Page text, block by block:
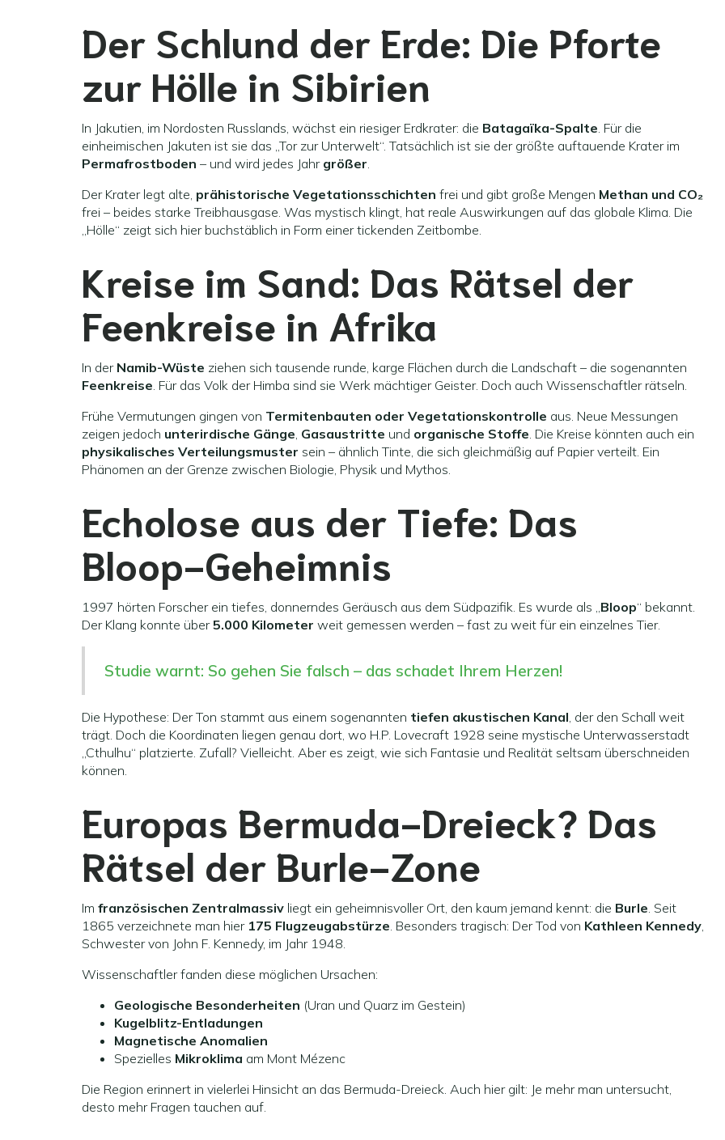
Der Schlund der Erde: Die Pforte
zur Hölle in Sibirien
In Jakutien, im Nordosten Russlands, wächst ein riesiger Erdkrater: die Batagaïka-Spalte. Für die
einheimischen Jakuten ist sie das „Tor zur Unterwelt“. Tatsächlich ist sie der größte auftauende Krater im
Permafrostboden – und wird jedes Jahr größer.
Der Krater legt alte, prähistorische Vegetationsschichten frei und gibt große Mengen Methan und CO₂
frei – beides starke Treibhausgase. Was mystisch klingt, hat reale Auswirkungen auf das globale Klima. Die
„Hölle“ zeigt sich hier buchstäblich in Form einer tickenden Zeitbombe.
Kreise im Sand: Das Rätsel der
Feenkreise in Afrika
In der Namib-Wüste ziehen sich tausende runde, karge Flächen durch die Landschaft – die sogenannten
Feenkreise. Für das Volk der Himba sind sie Werk mächtiger Geister. Doch auch Wissenschaftler rätseln.
Frühe Vermutungen gingen von Termitenbauten oder Vegetationskontrolle aus. Neue Messungen
zeigen jedoch unterirdische Gänge, Gasaustritte und organische Stoffe. Die Kreise könnten auch ein
physikalisches Verteilungsmuster sein – ähnlich Tinte, die sich gleichmäßig auf Papier verteilt. Ein
Phänomen an der Grenze zwischen Biologie, Physik und Mythos.
Echolose aus der Tiefe: Das
Bloop-Geheimnis
1997 hörten Forscher ein tiefes, donnerndes Geräusch aus dem Südpazifik. Es wurde als „Bloop“ bekannt.
Der Klang konnte über5.000 Kilometer weit gemessen werden – fast zu weit für ein einzelnes Tier.
Studie warnt: So gehen Sie falsch – das schadet Ihrem Herzen!
Die Hypothese: Der Ton stammt aus einem sogenannten tiefen akustischen Kanal, der den Schall weit
trägt. Doch die Koordinaten liegen genau dort, wo H.P. Lovecraft 1928 seine mystische Unterwasserstadt
„Cthulhu“ platzierte. Zufall? Vielleicht. Aber es zeigt, wie sich Fantasie und Realität seltsam überschneiden
können.
Europas Bermuda-Dreieck? Das
Rätsel der Burle-Zone
Im französischen Zentralmassiv liegt ein geheimnisvoller Ort, den kaum jemand kennt: die Burle. Seit
1865 verzeichnete man hier 175 Flugzeugabstürze. Besonders tragisch: Der Tod von Kathleen Kennedy,
Schwester von John F. Kennedy, im Jahr 1948.
Wissenschaftler fanden diese möglichen Ursachen:
Geologische Besonderheiten (Uran und Quarz im Gestein)
Kugelblitz-Entladungen
Magnetische Anomalien
Spezielles Mikroklima am Mont Mézenc
Die Region erinnert in vielerlei Hinsicht an das Bermuda-Dreieck. Auch hier gilt: Je mehr man untersucht,
desto mehr Fragen tauchen auf.